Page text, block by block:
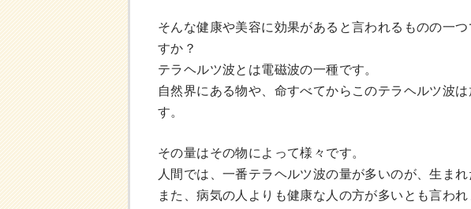
そんな健康や美容に効果があると言われるものの一
すか？
テラヘルツ波とは電磁波の一種です。
自然界にある物や、命すべてからこのテラヘルツ波
す。
その量はその物によって様々です。
人間では、一番テラヘルツ波の量が多いのが、生まれ
また、病気の人よりも健康な人の方が多いとも言われ